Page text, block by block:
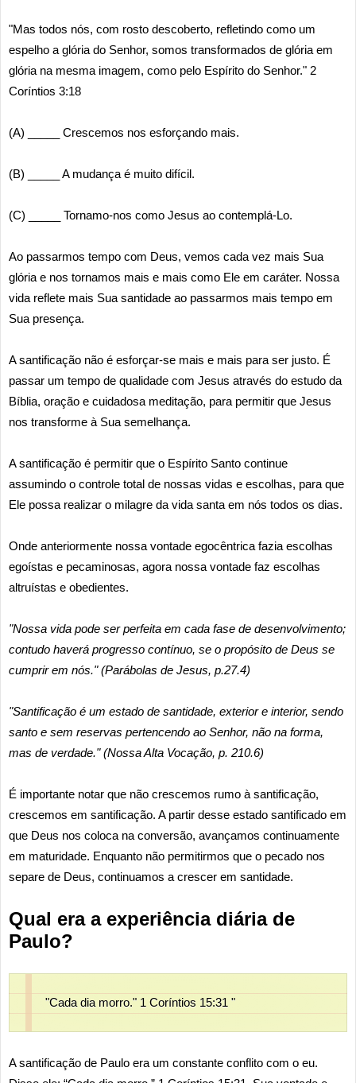
"Mas todos nós, com rosto descoberto, refletindo como um
espelho a glória do Senhor, somos transformados de glória em
glória na mesma imagem, como pelo Espírito do Senhor." 2
Coríntios 3:18
(A) _____ Crescemos nos esforçando mais.
(B) _____ A mudança é muito difícil.
(C) _____ Tornamo-nos como Jesus ao contemplá-Lo.
Ao passarmos tempo com Deus, vemos cada vez mais Sua
glória e nos tornamos mais e mais como Ele em caráter. Nossa
vida reflete mais Sua santidade ao passarmos mais tempo em
Sua presença.
A santificação não é esforçar-se mais e mais para ser justo. É
passar um tempo de qualidade com Jesus através do estudo da
Bíblia, oração e cuidadosa meditação, para permitir que Jesus
nos transforme à Sua semelhança.
A santificação é permitir que o Espírito Santo continue
assumindo o controle total de nossas vidas e escolhas, para que
Ele possa realizar o milagre da vida santa em nós todos os dias.
Onde anteriormente nossa vontade egocêntrica fazia escolhas
egoístas e pecaminosas, agora nossa vontade faz escolhas
altruístas e obedientes.
"Nossa vida pode ser perfeita em cada fase de desenvolvimento;
contudo haverá progresso contínuo, se o propósito de Deus se
cumprir em nós." (Parábolas de Jesus, p.27.4)
"Santificação é um estado de santidade, exterior e interior, sendo
santo e sem reservas pertencendo ao Senhor, não na forma,
mas de verdade." (Nossa Alta Vocação, p. 210.6)
É importante notar que não crescemos rumo à santificação,
crescemos em santificação. A partir desse estado santificado em
que Deus nos coloca na conversão, avançamos continuamente
em maturidade. Enquanto não permitirmos que o pecado nos
separe de Deus, continuamos a crescer em santidade.
Qual era a experiência diária de
Paulo?
"Cada dia morro." 1 Coríntios 15:31 "
A santificação de Paulo era um constante conflito com o eu.